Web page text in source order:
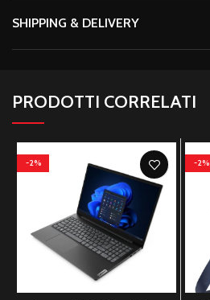
SHIPPING & DELIVERY
PRODOTTI CORRELATI
-2% -2%